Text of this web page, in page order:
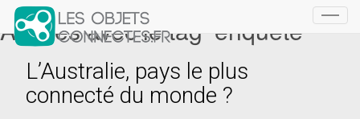
Articles avec le tag ‘enquète’
L’Australie, pays le plus
connecté du monde ?